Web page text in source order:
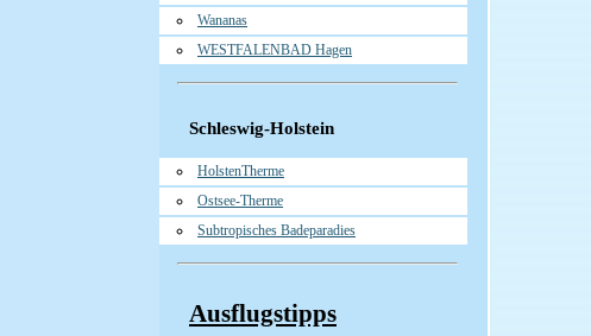
Wananas
WESTFALENBAD Hagen
Schleswig-Holstein
HolstenTherme
Ostsee-Therme
Subtropisches Badeparadies
Ausflugstipps